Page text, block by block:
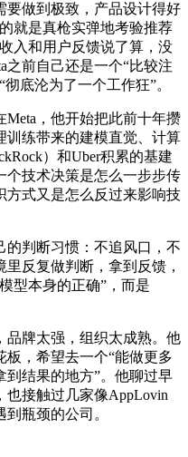
要做到极致，产品设计得好
就是真枪实弹地考验推荐
入和用户反馈说了算，没
之前自己还是一个“比较注
底沦为了一个工作狂”。
，他开始把此前十年攒
练带来的建模直觉、计算
）和Uber积累的基建
技术决策是怎么一步步传
方式又是怎么反过来影响技
的判断习惯：不追风口，不
反复做判断，拿到反馈，
型本身的正确”，而是
品牌太强，组织太成熟。他
板，希望去一个“能做更多
结果的地方”。他聊过早
也接触过几家像AppLovin
瓶颈的公司。